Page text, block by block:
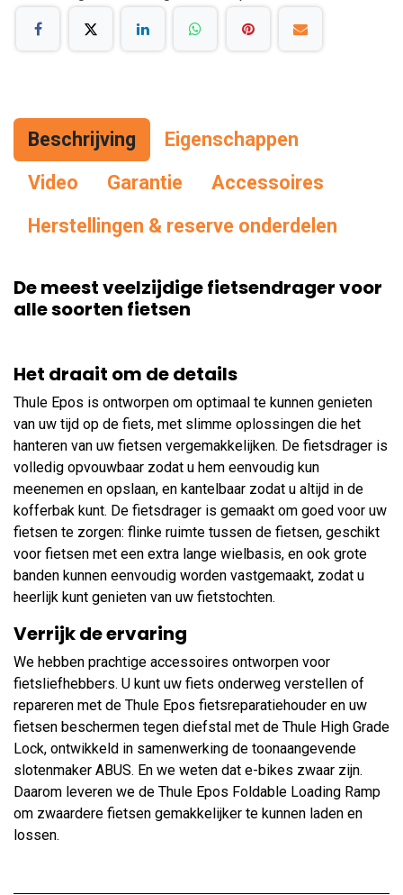
Beschrijving
Eigenschappen
Video Garantie
Accessoires
Herstellingen & reserve onderdelen
De meest veelzijdige fietsendrager voor
alle soorten fietsen
Het draait om de details
Thule Epos is ontworpen om optimaal te kunnen genieten
van uw tijd op de fiets, met slimme oplossingen die het
hanteren van uw fietsen vergemakkelijken. De fietsdrager is
volledig opvouwbaar zodat u hem eenvoudig kun
meenemen en opslaan, en kantelbaar zodat u altijd in de
kofferbak kunt. De fietsdrager is gemaakt om goed voor uw
fietsen te zorgen: flinke ruimte tussen de fietsen, geschikt
voor fietsen met een extra lange wielbasis, en ook grote
banden kunnen eenvoudig worden vastgemaakt, zodat u
heerlijk kunt genieten van uw fietstochten.
Verrijk de ervaring
We hebben prachtige accessoires ontworpen voor
fietsliefhebbers. U kunt uw fiets onderweg verstellen of
repareren met de Thule Epos fietsreparatiehouder en uw
fietsen beschermen tegen diefstal met de Thule High Grade
Lock, ontwikkeld in samenwerking de toonaangevende
slotenmaker ABUS. En we weten dat e-bikes zwaar zijn.
Daarom leveren we de Thule Epos Foldable Loading Ramp
om zwaardere fietsen gemakkelijker te kunnen laden en
lossen.